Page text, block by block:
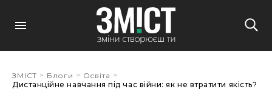
ЗМІСТ > Блоги > Освіта >
Дистанційне навчання під час війни: як не втратити якість?